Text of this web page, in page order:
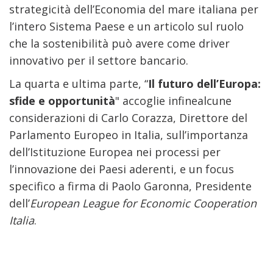
strategicità dell’Economia del mare italiana per
l’intero Sistema Paese e un articolo sul ruolo
che la sostenibilità può avere come driver
innovativo per il settore bancario.
La quarta e ultima parte, “Il futuro dell’Europa:
sfide e opportunità" accoglie infinealcune
considerazioni di Carlo Corazza, Direttore del
Parlamento Europeo in Italia, sull’importanza
dell’Istituzione Europea nei processi per
l’innovazione dei Paesi aderenti, e un focus
specifico a firma di Paolo Garonna, Presidente
dell’European League for Economic Cooperation
Italia.